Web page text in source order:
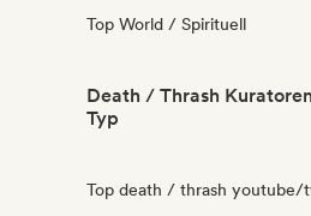
Top World / Spirituell
Death / Thrash
Typ
Top death / thrash youtube/